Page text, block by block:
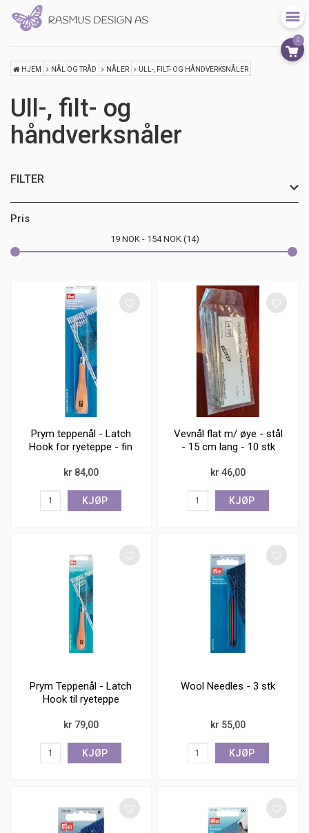
0
HJEM NÅL OG TRÅD NÅLER ULL-, FILT- OG HÅNDVERKSNÅLER
Ull-, filt- og
håndverksnåler
FILTER
Pris
19 NOK 154 NOK 14
Prym teppenål - Latch
Hook for ryeteppe - fin
kr 84,00
KJØP
Vevnål flat m/ øye - stål
- 15 cm lang - 10 stk
kr 46,00
KJØP
Prym Teppenål - Latch
Hook til ryeteppe
kr 79,00
KJØP
Wool Needles - 3 stk
kr 55,00
KJØP